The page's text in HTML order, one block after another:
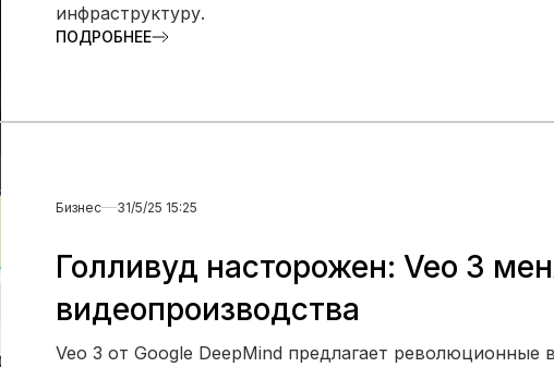
инфраструктуру.
ПОДРОБНЕЕ
Бизнес 31/5/25 15:25
Голливуд насторожен: Veo 3
видеопроизводства
Veo 3 от Google DeepMind предлагает революционные